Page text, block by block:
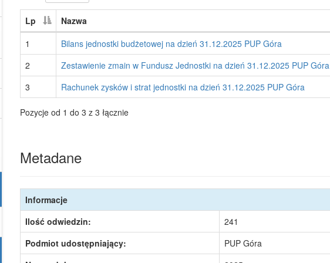
Lp Nazwa
1
Bilans jednostki budżetowej na dzień 31.12.2025 PUP Góra
2 Zestawienie zmain w Fundusz Jednostki na dzień 31.12.2025 PUP Góra
3 Rachunek zysków i strat jednostki na dzień 31.12.2025 PUP Góra
Pozycje od 1 do 3 z 3 łącznie
Metadane
Informacje
Ilość odwiedzin:
241
Podmiot udostępniający:
PUP Góra